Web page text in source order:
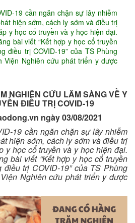
19 cần ngăn chặn sự lây nhiễm
hiện sớm, cách ly sớm và điều trị
y học cổ truyền và y học hiện đại.
bài viết “Kết hợp y học cổ truyền
điều trị COVID-19” của TS Phùng
Viện Nghiên cứu phát triển y dược
NGHIÊN CỨU LÂM SÀNG VỀ Y
ĐIỀU TRỊ COVID-19
ngày 03/08/2021
19 cần ngăn chặn sự lây nhiễm
hiện sớm, cách ly sớm và điều trị
y học cổ truyền và y học hiện đại.
bài viết “Kết hợp y học cổ truyền
trị COVID-19” của TS Phùng
Nghiên cứu phát triển y dược